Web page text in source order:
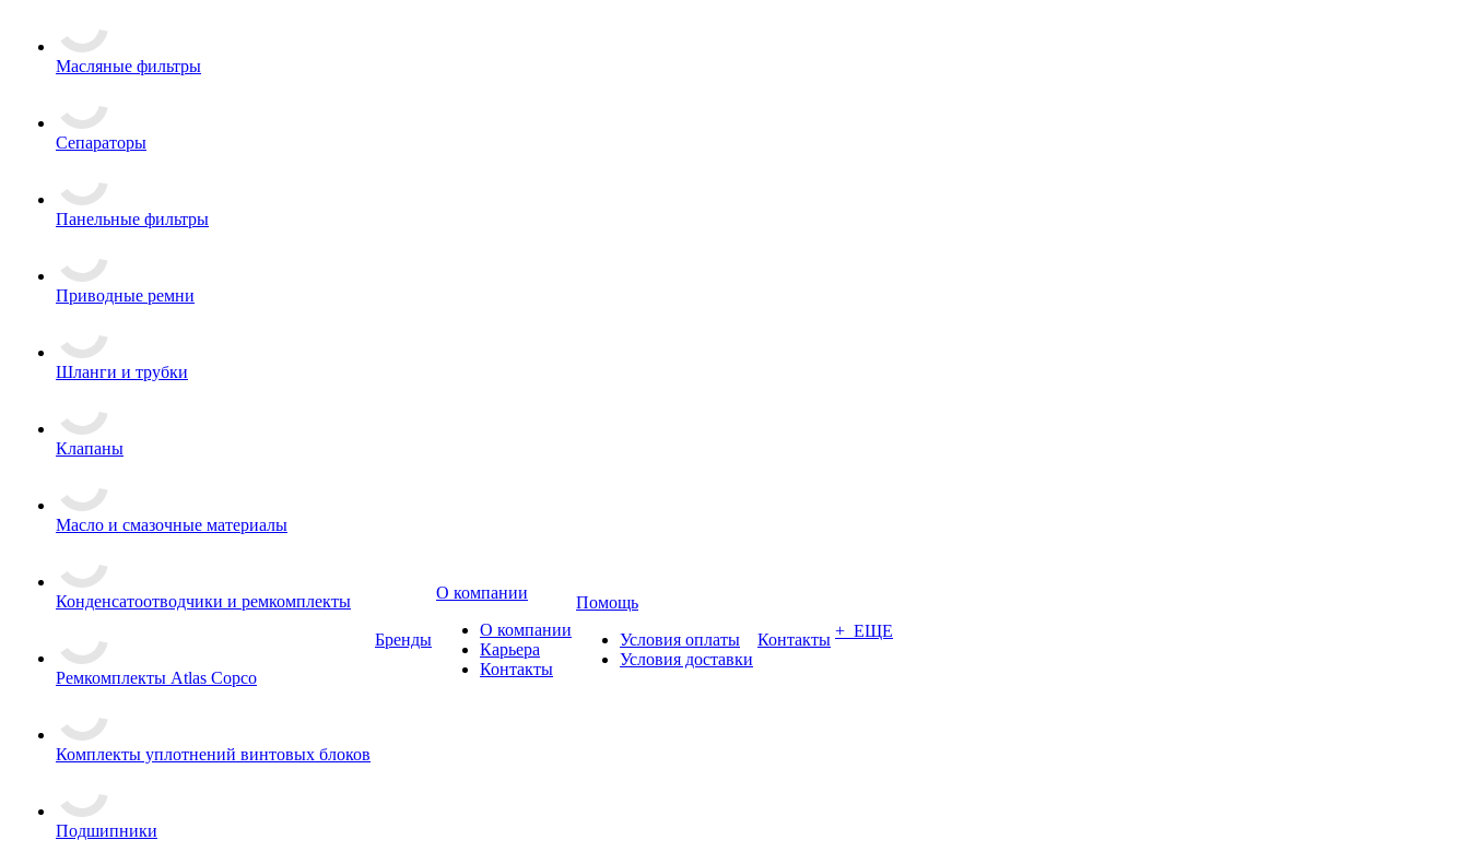
Масляные фильтры
Сепараторы
Панельные фильтры
Приводные ремни
Шланги и трубки
Клапаны
Масло и смазочные материалы
Конденсатоотводчики и ремкомплекты
Ремкомплекты Atlas Copco
Комплекты уплотнений винтовых блоков
Подшипники
Бренды
О компании
О компании
Карьера
Контакты
Помощь
Условия оплаты
Условия доставки
Контакты + ЕЩЕ